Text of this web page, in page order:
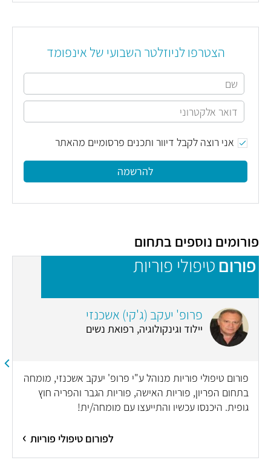
הצטרפו לניוזלטר השבועי של אינפומד
אני רוצה לקבל דיוור ותכנים פרסומיים מהאתר
להרשמה
פורומים נוספים בתחום
פורום טיפולי פוריות
פרופ' יעקב (ג'קי) אשכנזי
יילוד וגינקולוגיה, רפואת נשים
פורום טיפולי פוריות מנוהל ע"י פרופ' יעקב אשכנזי, מומחה
בתחום הפריון, פוריות האישה, פוריות הגבר והפריה חוץ
גופית. היכנסו עכשיו והתייעצו עם מומחה/ית!
לפורום טיפולי פוריות